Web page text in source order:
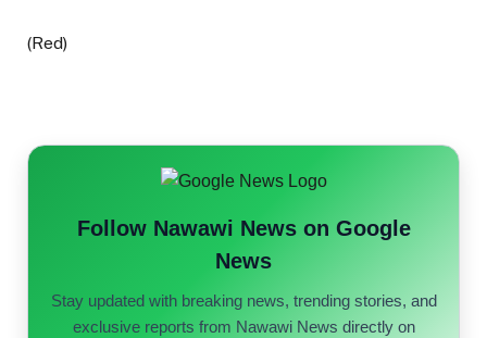
(Red)
Follow Nawawi News on Google
News
Stay updated with breaking news, trending stories, and
exclusive reports from Nawawi News directly on